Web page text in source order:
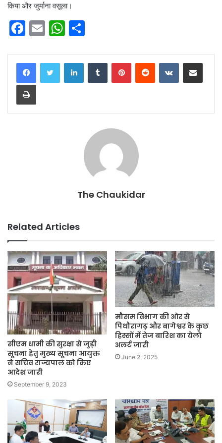
किया और जुर्माना वसूला।
F
c
e
b
o
E
ai
l
W
at
s
ar
The Chaukidar
Related Articles
सीएम धामी की सुरक्षा से जुड़ी
सूचना हेतु मुख्य सूचना आयुक्त
ने सचिव राज्यपाल को किए
आदेश जारी
September 9, 2023
मौसम विभाग की ओर से
पिथौरागढ़ और बागेश्वर के कुछ
हिस्सों में तेज बारिश का येलो
अलर्ट जारी
June 2, 2025